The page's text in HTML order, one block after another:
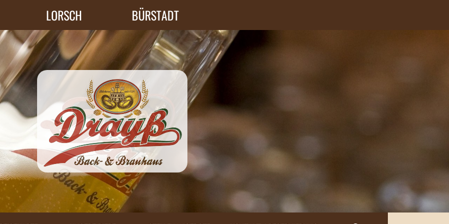
LORSCH BÜRSTADT